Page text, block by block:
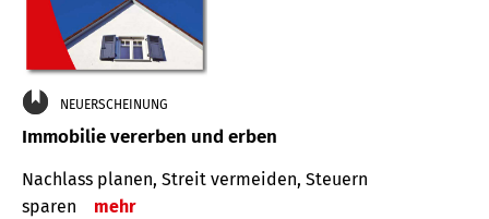
NEUERSCHEINUNG
Immobilie vererben und erben
Nachlass planen, Streit vermeiden, Steuern
sparen
mehr